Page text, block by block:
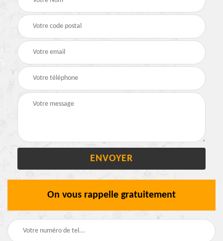
On vous rappelle gratuitement